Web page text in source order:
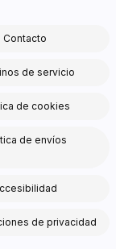
Contacto
de servicio
de cookies
de envíos
de privacidad